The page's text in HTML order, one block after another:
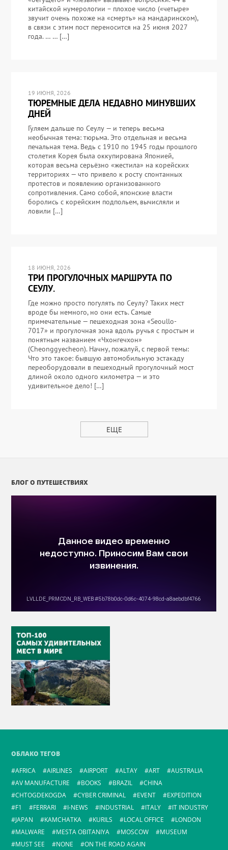
китайской нумерологии – плохое число («четыре»
звучит очень похоже на «смерть» на мандаринском),
в связи с этим пост переносится на 25 июня 2027
года. … … […]
19 ИЮНЯ, 2026
ТЮРЕМНЫЕ ДЕЛА НЕДАВНО МИНУВШИХ
ДНЕЙ
Гуляем дальше по Сеулу — и теперь весьма
необычная тема: тюрьма. Это отдельная и весьма
печальная тема. Ведь с 1910 по 1945 годы прошлого
столетия Корея была оккупирована Японией,
которая весьма серьёзно «жестила» на корейских
территориях — что привело к росту спонтанных
протестов и появлению организованного
сопротивления. Само собой, японские власти
боролись с корейским подпольем, вычисляли и
ловили […]
18 ИЮНЯ, 2026
ТРИ ПРОГУЛОЧНЫХ МАРШРУТА ПО
СЕУЛУ.
Где можно просто погулять по Сеулу? Таких мест
вроде бы немного, но они есть. Самые
примечательные — пешеходная зона «Seoullo-
7017» и прогулочная зона вдоль ручья с простым и
понятным названием «Чхонгечхон»
(Cheonggyecheon). Начну, пожалуй, с первой темы:
Что это такое: бывшую автомобильную эстакаду
переоборудовали в пешеходный прогулочный мост
длиной около одного километра — и это
удивительное дело! […]
ЕЩЕ
БЛОГ О ПУТЕШЕСТВИЯХ
ОБЛАКО ТЕГОВ
AFRICA
AIRLINES AIRPORT ALTAY ART
AUSTRALIA
AV MANUFACTURE
BOOKS BRAZIL
CHINA
CHTOGDEKOGDA
CYBER CRIMINAL EVENT
EXPEDITION
F1
FERRARI I-NEWS INDUSTRIAL ITALY
IT INDUSTRY
JAPAN
KAMCHATKA KURILS LOCAL OFFICE
LONDON
MALWARE
MESTA OBITANIYA MOSCOW
MUSEUM
MUST SEE
NONE
ON THE ROAD AGAIN